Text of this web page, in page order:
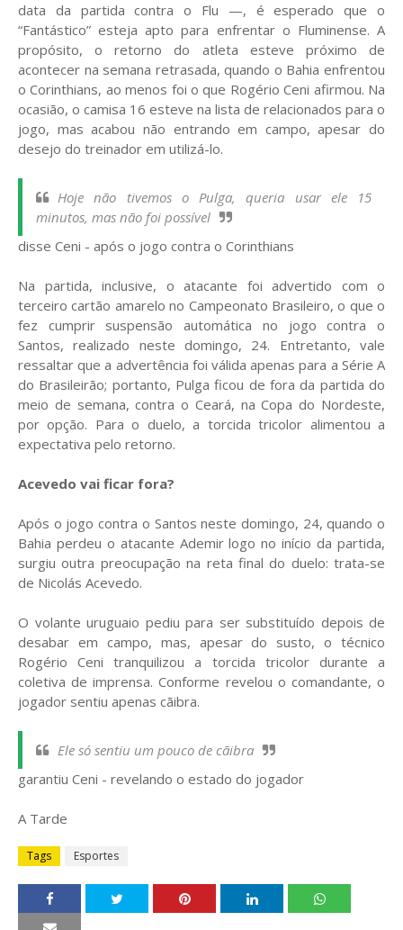
data da partida contra o Flu —, é esperado que o
“Fantástico” esteja apto para enfrentar o Fluminense. A
propósito, o retorno do atleta esteve próximo de
acontecer na semana retrasada, quando o Bahia enfrentou
o Corinthians, ao menos foi o que Rogério Ceni afirmou. Na
ocasião, o camisa 16 esteve na lista de relacionados para o
jogo, mas acabou não entrando em campo, apesar do
desejo do treinador em utilizá-lo.
Hoje não tivemos o Pulga, queria usar ele 15
minutos, mas não foi possível
disse Ceni - após o jogo contra o Corinthians
Na partida, inclusive, o atacante foi advertido com o
terceiro cartão amarelo no Campeonato Brasileiro, o que o
fez cumprir suspensão automática no jogo contra o
Santos, realizado neste domingo, 24. Entretanto, vale
ressaltar que a advertência foi válida apenas para a Série A
do Brasileirão; portanto, Pulga ficou de fora da partida do
meio de semana, contra o Ceará, na Copa do Nordeste,
por opção. Para o duelo, a torcida tricolor alimentou a
expectativa pelo retorno.
Acevedo vai ficar fora?
Após o jogo contra o Santos neste domingo, 24, quando o
Bahia perdeu o atacante Ademir logo no início da partida,
surgiu outra preocupação na reta final do duelo: trata-se
de Nicolás Acevedo.
O volante uruguaio pediu para ser substituído depois de
desabar em campo, mas, apesar do susto, o técnico
Rogério Ceni tranquilizou a torcida tricolor durante a
coletiva de imprensa. Conforme revelou o comandante, o
jogador sentiu apenas cãibra.
Ele só sentiu um pouco de cãibra
garantiu Ceni - revelando o estado do jogador
A Tarde
Tags Esportes